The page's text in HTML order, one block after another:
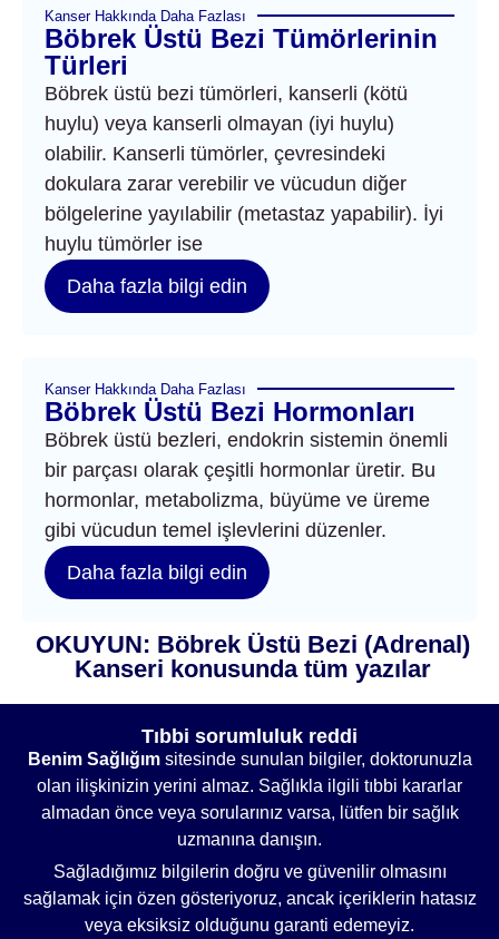
Kanser Hakkında Daha Fazlası
Böbrek Üstü Bezi Tümörlerinin
Türleri
Böbrek üstü bezi tümörleri, kanserli (kötü
huylu) veya kanserli olmayan (iyi huylu)
olabilir. Kanserli tümörler, çevresindeki
dokulara zarar verebilir ve vücudun diğer
bölgelerine yayılabilir (metastaz yapabilir). İyi
huylu tümörler ise
Daha fazla bilgi edin
Kanser Hakkında Daha Fazlası
Böbrek Üstü Bezi Hormonları
Böbrek üstü bezleri, endokrin sistemin önemli
bir parçası olarak çeşitli hormonlar üretir. Bu
hormonlar, metabolizma, büyüme ve üreme
gibi vücudun temel işlevlerini düzenler.
Daha fazla bilgi edin
OKUYUN: Böbrek Üstü Bezi (Adrenal)
Kanseri konusunda tüm yazılar
Tıbbi sorumluluk reddi
Benim Sağlığımsitesinde sunulan bilgiler, doktorunuzla
olan ilişkinizin yerini almaz. Sağlıkla ilgili tıbbi kararlar
almadan önce veya sorularınız varsa, lütfen bir sağlık
uzmanına danışın.
Sağladığımız bilgilerin doğru ve güvenilir olmasını
sağlamak için özen gösteriyoruz, ancak içeriklerin hatasız
veya eksiksiz olduğunu garanti edemeyiz.